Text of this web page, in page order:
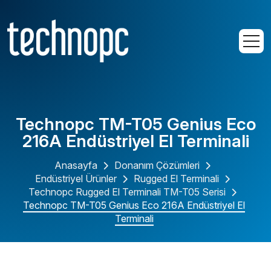
Technopc TM-T05 Genius Eco
216A Endüstriyel El Terminali
Anasayfa
Donanım Çözümleri
Endüstriyel Ürünler
Rugged El Terminali
Technopc Rugged El Terminali TM-T05 Serisi
Technopc TM-T05 Genius Eco 216A Endüstriyel El
Terminali